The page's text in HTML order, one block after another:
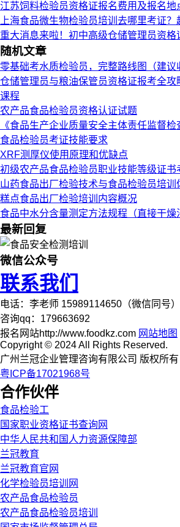
江苏饲料检验员资格证报名费用及报名地
上海食品微生物检验员培训去哪里考证？
重大消息来啦！初中高级仓储管理员资格
随机文章
零基础考水质检验员，完整路线图（建议
仓储管理员与粮油保管员资格证报考全攻
课程
农产品食品检验员资格认证试题
《食品生产企业质量安全主体责任监督
食品检验员考证技能要求
XRF测厚仪使用原理和优缺点
初级农产品食品检验员职业技能等级证书
山药食品出厂检验技术与食品检验员培训
糕点食品出厂检验培训内容概况
食品中水分含量测定方法规程（直接干燥
最新回复
微信公众号
联系我们
电话：李老师 15989114650（微信同号）
咨询qq：179663692
报名网站http://www.foodkz.com 网站地图
Copyright © 2024 All Rights Reserved.
广州兰冠企业管理咨询有限公司 版权所有
粤ICP备17021968号
合作伙伴
食品检验工
国家职业资格证书查询网
中华人民共和国人力资源保障部
兰冠教育
兰冠教育官网
化学检验员培训网
农产品食品检验员
农产品食品检验员培训